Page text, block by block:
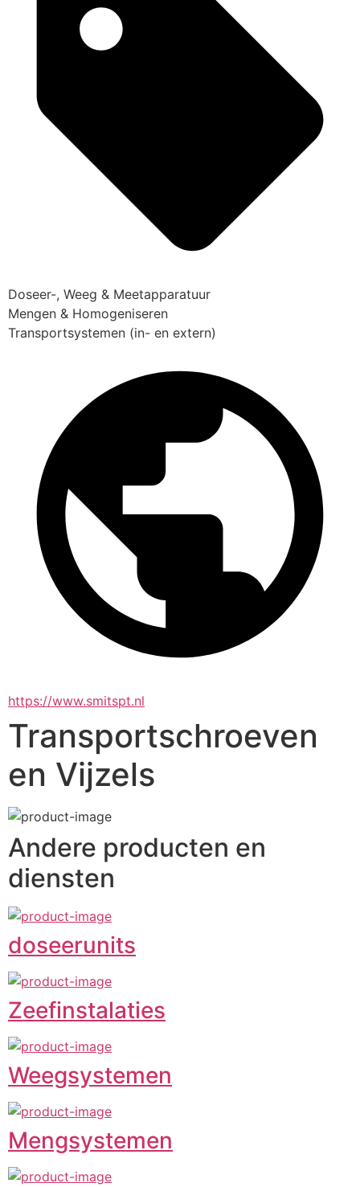
Doseer-, Weeg & Meetapparatuur
Mengen & Homogeniseren
Transportsystemen (in- en extern)
https://www.smitspt.nl
Transportschroeven
en Vijzels
Andere producten en
diensten
doseerunits
Zeefinstalaties
Weegsystemen
Mengsystemen